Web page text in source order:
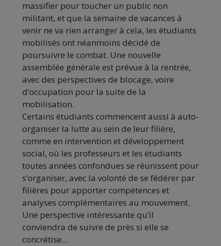
massifier pour toucher un public non
militant, et que la semaine de vacances à
venir ne va rien arranger à cela, les étudiants
mobilisés ont néanmoins décidé de
poursuivre le combat. Une nouvelle
assemblée générale est prévue à la rentrée,
avec des perspectives de blocage, voire
d’occupation pour la suite de la
mobilisation.
Certains étudiants commencent aussi à auto-
organiser la lutte au sein de leur filière,
comme en intervention et développement
social, où les professeurs et les étudiants
toutes années confondues se réunissent pour
s’organiser, avec la volonté de se fédérer par
filières pour apporter compétences et
analyses complémentaires au mouvement.
Une perspective intéressante qu’il
conviendra de suivre de près si elle se
concrétise…